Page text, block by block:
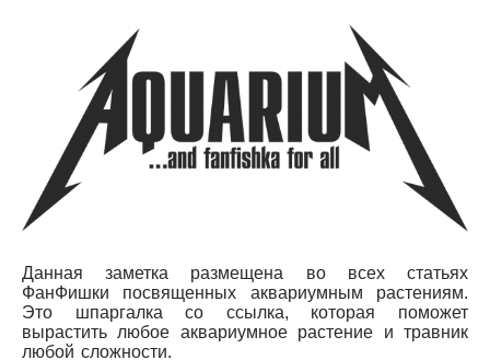
Данная заметка размещена во всех статьях
ФанФишки посвященных аквариумным растениям.
Это шпаргалка со ссылка, которая поможет
вырастить любое аквариумное растение и травник
любой сложности.